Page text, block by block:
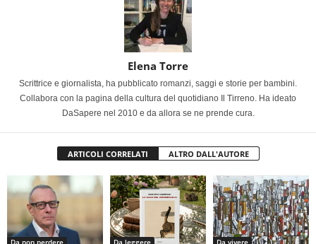
Elena Torre
Scrittrice e giornalista, ha pubblicato romanzi, saggi e storie per bambini.
Collabora con la pagina della cultura del quotidiano Il Tirreno. Ha ideato
DaSapere nel 2010 e da allora se ne prende cura.
ARTICOLI CORRELATI ALTRO DALL'AUTORE
Da non perdere Da leggere Da vivere